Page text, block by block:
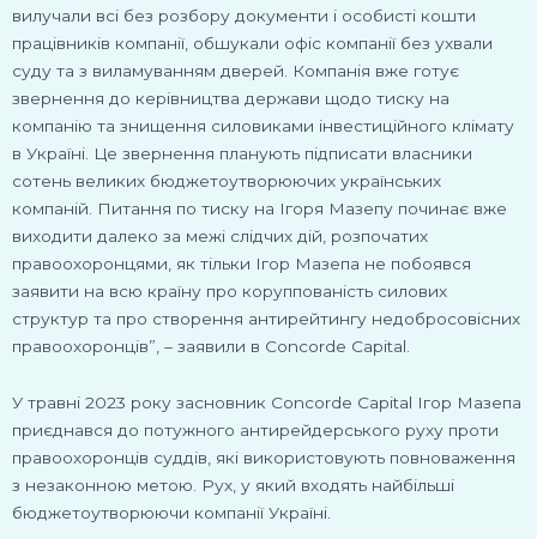
вилучали всі без розбору документи і особисті кошти
працівників компанії, обшукали офіс компанії без ухвали
суду та з виламуванням дверей. Компанія вже готує
звернення до керівництва держави щодо тиску на
компанію та знищення силовиками інвестиційного клімату
в Україні. Це звернення планують підписати власники
сотень великих бюджетоутворюючих українських
компаній. Питання по тиску на Ігоря Мазепу починає вже
виходити далеко за межі слідчих дій, розпочатих
правоохоронцями, як тільки Ігор Мазепа не побоявся
заявити на всю країну про коруппованість силових
структур та про створення антирейтингу недобросовісних
правоохоронців”, – заявили в Concorde Capital.
У травні 2023 року засновник Concorde Capital Ігор Мазепа
приєднався до потужного антирейдерського руху проти
правоохоронців суддів, які використовують повноваження
з незаконною метою. Рух, у який входять найбільші
бюджетоутворюючи компанії Україні.